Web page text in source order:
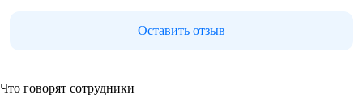
Оставить отзыв
Что говорят сотрудники